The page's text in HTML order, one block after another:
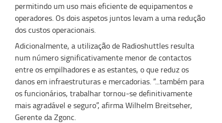
permitindo um uso mais eficiente de equipamentos e
operadores. Os dois aspetos juntos levam a uma redução
dos custos operacionais.
Adicionalmente, a utilização de Radioshuttles resulta
num número significativamente menor de contactos
entre os empilhadores e as estantes, o que reduz os
danos em infraestruturas e mercadorias. “...também para
os funcionários, trabalhar tornou-se definitivamente
mais agradável e seguro”, afirma Wilhelm Breitseher,
Gerente da Zgonc.